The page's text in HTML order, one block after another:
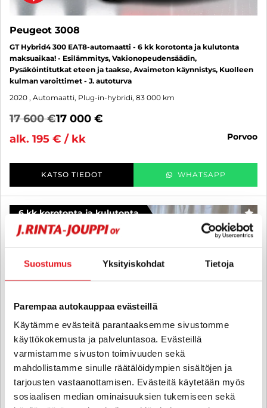
Suostumus Yksityiskohdat Tietoja
Parempaa autokauppaa evästeillä
Käytämme evästeitä parantaaksemme sivustomme
käyttökokemusta ja palveluntasoa. Evästeillä
varmistamme sivuston toimivuuden sekä
mahdollistamme sinulle räätälöidympien sisältöjen ja
tarjousten vastaanottamisen. Evästeitä käytetään myös
sosiaalisen median ominaisuuksien tukemiseen sekä
Peugeot 3008
GT Hybrid4 300 EAT8-automaatti - 6 kk korotonta ja kulutonta
maksuaikaa! - Esilämmitys, Vakionopeudensäädin,
Pysäköintitutkat eteen ja taakse, Avaimeton käynnistys, Kuolleen
kulman varoittimet - J. autoturva
2020 , Automaatti, Plug-in-hybridi, 83 000 km
17 600 €17 000 €
alk. 195 € / kk
porvoo
KATSO TIEDOT WHATSAPP
6 kk korotonta ja kulutonta